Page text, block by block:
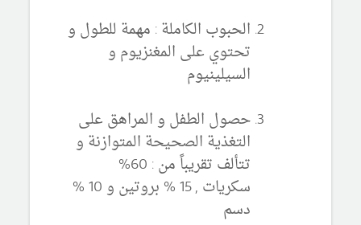
الحبوب الكاملة : مهمة للطول و
تحتوي على المغنزيوم و
السيلينيوم
حصول الطفل و المراهق على
التغذية الصحيحة المتوازنة و
تتألف تقريباً من : 60%
سكريات , 15 % بروتين و 10 %
دسم